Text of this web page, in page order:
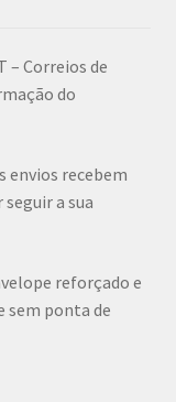
– Correios de
do
envios recebem
a sua
reforçado e
sem ponta de